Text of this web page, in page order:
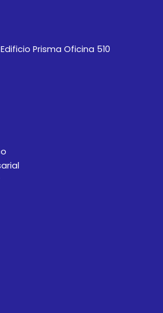
Prisma Oficina 510